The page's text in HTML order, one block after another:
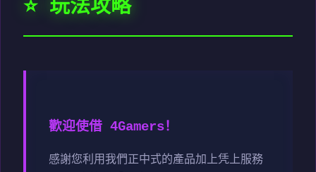
⭐ 玩法攻略
歡迎使借 4Gamers！
感謝您利用我們正中式的產品加上凭上服務